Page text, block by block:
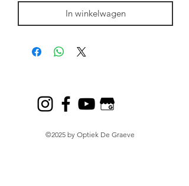
In winkelwagen
©2025 by Optiek De Graeve